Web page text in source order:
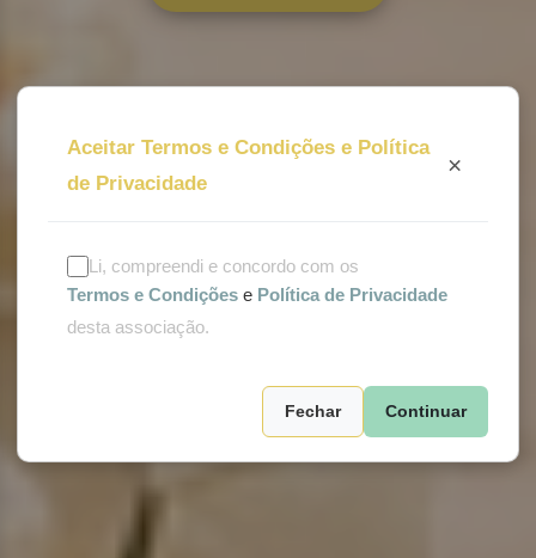
Aceitar Termos e Condições e Política
de Privacidade
×
Li, compreendi e concordo com os
Termos e Condições e Política de Privacidade
desta associação.
Fechar Continuar